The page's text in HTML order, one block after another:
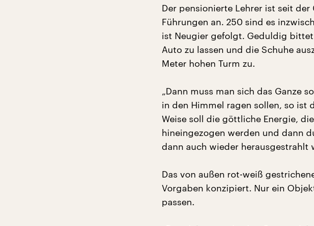
Der pensionierte Lehrer ist seit
Führungen an. 250 sind es
ist Neugier gefolgt. Geduldig
Auto zu lassen und die Schuhe
Meter hohen Turm zu.
„Dann muss man sich das Ganze
in den Himmel ragen sollen, so ist
Weise soll die göttliche Energie,
hineingezogen werden und dann
dann auch wieder herausgestrahlt
Das von außen rot-weiß
Vorgaben konzipiert. Nur ein
passen.